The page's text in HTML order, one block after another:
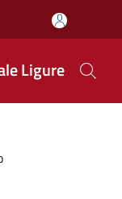
Ligure